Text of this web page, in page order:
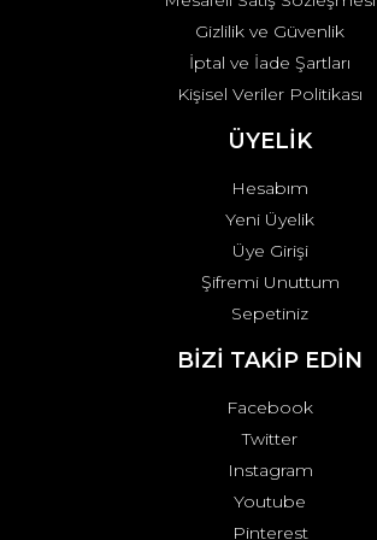
Gizlilik ve Güvenlik
İptal ve İade Şartları
Kişisel Veriler Politikası
ÜYELİK
Hesabım
Yeni Üyelik
Üye Girişi
Şifremi Unuttum
Sepetiniz
BİZİ TAKİP EDİN
Facebook
Twitter
Instagram
Youtube
Pinterest